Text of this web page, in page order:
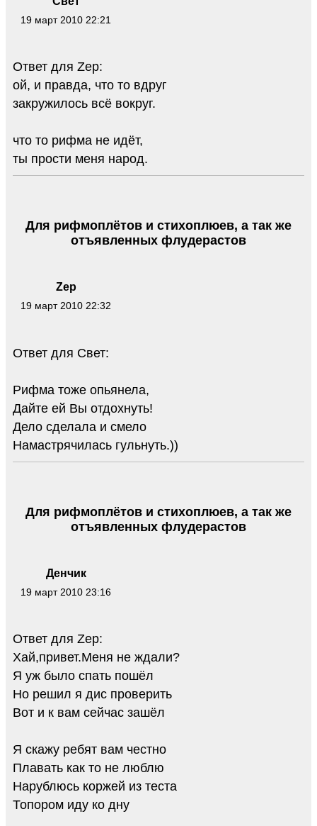
19 март 2010 22:21
Ответ для Zep:
ой, и правда, что то вдруг
закружилось всё вокруг.
что то рифма не идёт,
ты прости меня народ.
Zep
19 март 2010 22:32
Для рифмоплётов и стихоплюев, а так же
отъявленных флудерастов
Ответ для Свет:
Рифма тоже опьянела,
Дайте ей Вы отдохнуть!
Дело сделала и смело
Намастрячилась гульнуть.))
Денчик
19 март 2010 23:16
Для рифмоплётов и стихоплюев, а так же
отъявленных флудерастов
Ответ для Zep:
Хай,привет.Меня не ждали?
Я уж было спать пошёл
Но решил я дис проверить
Вот и к вам сейчас зашёл
Я скажу ребят вам честно
Плавать как то не люблю
Нарублюсь коржей из теста
Топором иду ко дну